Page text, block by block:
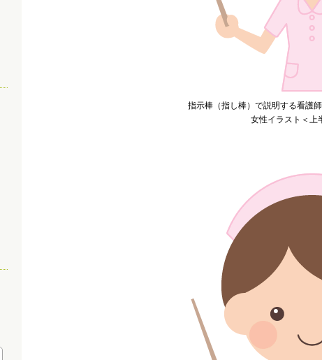
指示棒（指し棒）で説明する看護
女性イラスト＜上